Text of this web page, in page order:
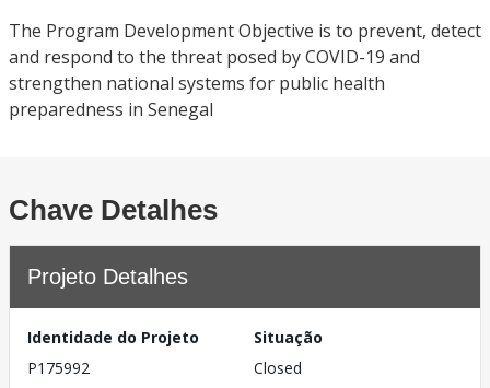
The Program Development Objective is to prevent, detect
and respond to the threat posed by COVID-19 and
strengthen national systems for public health
preparedness in Senegal
Chave Detalhes
Projeto Detalhes
Identidade do Projeto
P175992
Situação
Closed